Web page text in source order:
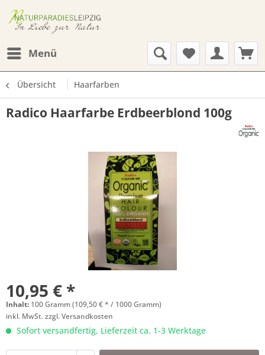
Menü
Übersicht Haarfarben
Radico Haarfarbe Erdbeerblond 100g
10,95 € *
Inhalt: 100 Gramm (109,50 € * / 1000 Gramm)
inkl. MwSt.zzgl. Versandkosten
Sofort versandfertig, Lieferzeit ca. 1-3 Werktage